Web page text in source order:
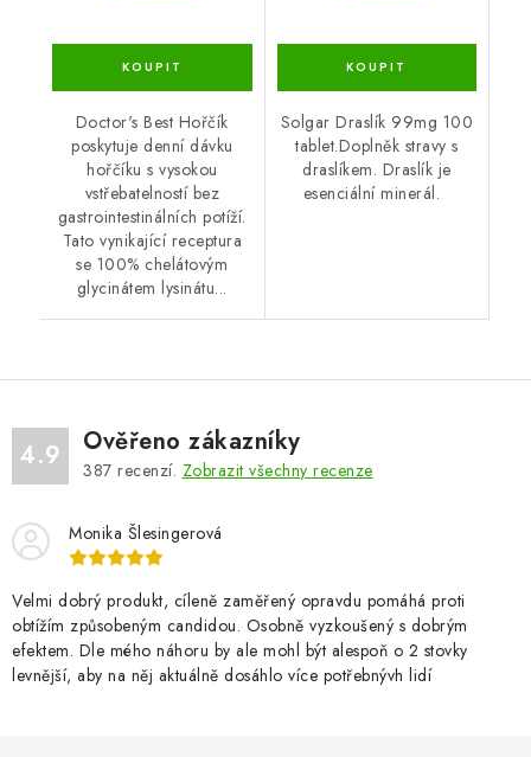
Doctor's Best Hořčík
poskytuje denní dávku
hořčíku s vysokou
vstřebatelností bez
gastrointestinálních potíží.
Tato vynikající receptura
se 100% chelátovým
glycinátem lysinátu...
Solgar Draslík 99mg 100
tablet.Doplněk stravy s
draslíkem. Draslík je
esenciální minerál.
4.9 Ověřeno zákazníky
387 recenzí. Zobrazit všechny recenze
Monika Šlesingerová
Velmi dobrý produkt, cíleně zaměřený opravdu pomáhá proti
obtížím způsobeným candidou. Osobně vyzkoušený s dobrým
efektem. Dle mého náhoru by ale mohl být alespoň o 2 stovky
levnější, aby na něj aktuálně dosáhlo více potřebnývh lidí